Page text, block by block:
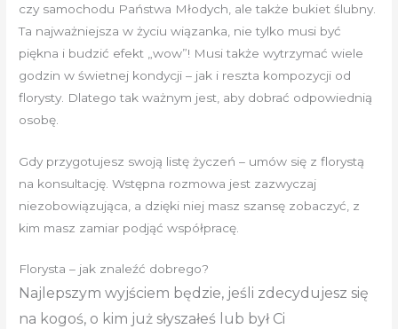
czy samochodu Państwa Młodych, ale także bukiet ślubny.
Ta najważniejsza w życiu wiązanka, nie tylko musi być
piękna i budzić efekt „wow”! Musi także wytrzymać wiele
godzin w świetnej kondycji – jak i reszta kompozycji od
florysty. Dlatego tak ważnym jest, aby dobrać odpowiednią
osobę.
Gdy przygotujesz swoją listę życzeń – umów się z florystą
na konsultację. Wstępna rozmowa jest zazwyczaj
niezobowiązująca, a dzięki niej masz szansę zobaczyć, z
kim masz zamiar podjąć współpracę.
Florysta – jak znaleźć dobrego?
Najlepszym wyjściem będzie, jeśli zdecydujesz się
na kogoś, o kim już słyszałeś lub był Ci